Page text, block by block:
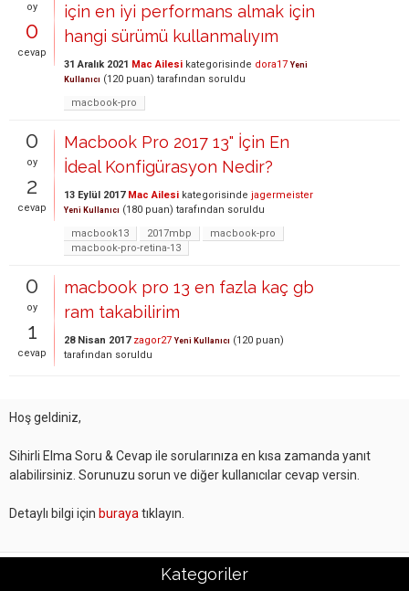
oy
0
cevap
için en iyi performans almak için
hangi sürümü kullanmalıyım
31 Aralık 2021 Mac Ailesi kategorisinde dora17 Yeni
Kullanıcı (120 puan) tarafından soruldu
macbook-pro
0
oy
2
cevap
Macbook Pro 2017 13" İçin En
İdeal Konfigürasyon Nedir?
13 Eylül 2017 Mac Ailesi kategorisinde jagermeister
Yeni Kullanıcı (180 puan) tarafından soruldu
macbook13
2017mbp
macbook-pro
macbook-pro-retina-13
0
oy
1
cevap
macbook pro 13 en fazla kaç gb
ram takabilirim
28 Nisan 2017 zagor27 Yeni Kullanıcı (120 puan)
tarafından soruldu
Hoş geldiniz,
Sihirli Elma Soru & Cevap ile sorularınıza en kısa zamanda yanıt
alabilirsiniz. Sorunuzu sorun ve diğer kullanıcılar cevap versin.
Detaylı bilgi için buraya tıklayın.
Kategoriler